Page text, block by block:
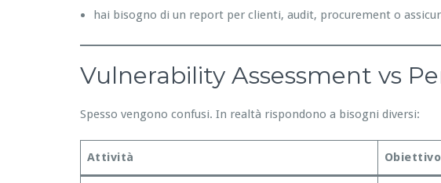
hai bisogno di un report per clienti, audit, procurement o
Vulnerability Assessment vs
Spesso vengono confusi. In realtà rispondono a bisogni diversi:
Attività Obiettivo